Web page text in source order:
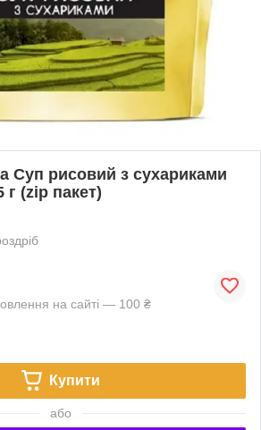
Суп рисовий з сухариками
г (zip пакет)
на сайті — 100 ₴
Купити
або